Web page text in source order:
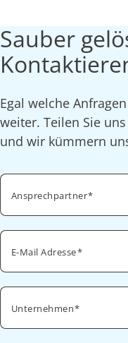
Sauber
Egal welche
weiter. Teilen Sie
und wir kümmern
Ansprechpartner
E-Mail Adresse
Unternehmen